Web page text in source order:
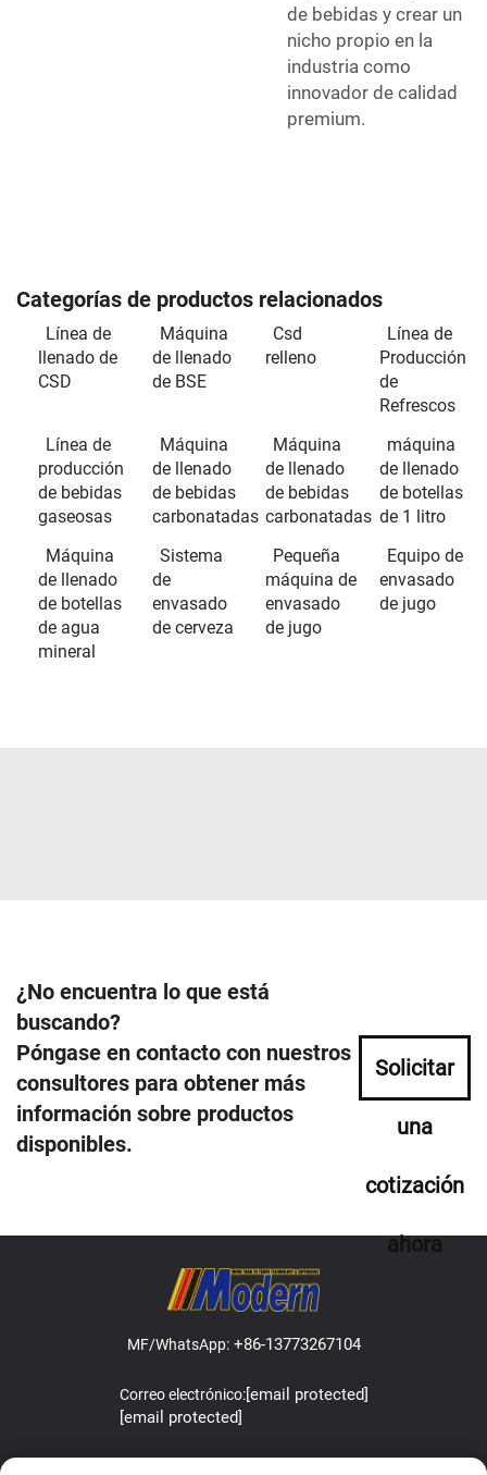
de bebidas y crear un
nicho propio en la
industria como
innovador de calidad
premium.
Categorías de productos relacionados
Línea de
llenado de
CSD
Máquina
de llenado
de BSE
Csd
relleno
Línea de
Producción
de
Refrescos
Línea de
producción
de bebidas
gaseosas
Máquina
de llenado
de bebidas
carbonatadas
Máquina
de llenado
de bebidas
carbonatadas
máquina
de llenado
de botellas
de 1 litro
Máquina
de llenado
de botellas
de agua
mineral
Sistema
de
envasado
de cerveza
Pequeña
máquina de
envasado
de jugo
Equipo de
envasado
de jugo
¿No encuentra lo que está
buscando?
Póngase en contacto con nuestros
consultores para obtener más
información sobre productos
disponibles.
Solicitar
una
cotización
ahora
MF/WhatsApp:+86-13773267104
Correo electrónico:[email protected]
[email protected]